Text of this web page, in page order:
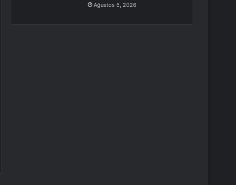
Ağustos 6, 2026